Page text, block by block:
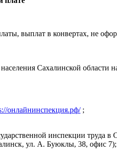
выплат в конвертах, не
Сахалинской области
онлайнинспекция.рф/;
инспекции труда
ул. А. Буюклы, 38, офис 7);